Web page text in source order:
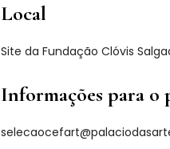
Local
Site da Fundação Clóvis
Informações para o